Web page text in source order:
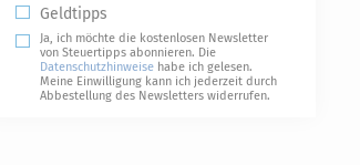
Geldtipps
Ja, ich möchte die kostenlosen Newsletter
von Steuertipps abonnieren. Die
Datenschutzhinweise habe ich gelesen.
Meine Einwilligung kann ich jederzeit durch
Abbestellung des Newsletters widerrufen.